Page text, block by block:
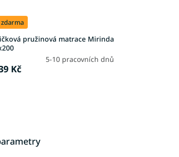
zdarma
pružinová matrace Mirinda
5-10 pracovních dnů
Kč